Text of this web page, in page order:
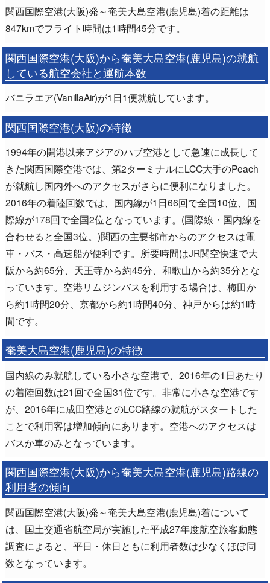
関西国際空港(大阪)発～奄美大島空港(鹿児島)着の距離は
847kmでフライト時間は1時間45分です。
関西国際空港(大阪)から奄美大島空港(鹿児島)の就航
している航空会社と運航本数
バニラエア(VanillaAir)が1日1便就航しています。
関西国際空港(大阪)の特徴
1994年の開港以来アジアのハブ空港として急速に成長して
きた関西国際空港では、第2ターミナルにLCC大手のPeach
が就航し国内外へのアクセスがさらに便利になりました。
2016年の着陸回数では、国内線が1日66回で全国10位、国
際線が178回で全国2位となっています。(国際線・国内線を
合わせると全国3位。)関西の主要都市からのアクセスは電
車・バス・高速船が便利です。所要時間はJR関空快速で大
阪から約65分、天王寺から約45分、和歌山から約35分とな
っています。空港リムジンバスを利用する場合は、梅田か
ら約1時間20分、京都から約1時間40分、神戸からは約1時
間です。
奄美大島空港(鹿児島)の特徴
国内線のみ就航している小さな空港で、2016年の1日あたり
の着陸回数は21回で全国31位です。非常に小さな空港です
が、2016年に成田空港とのLCC路線の就航がスタートした
ことで利用客は増加傾向にあります。空港へのアクセスは
バスか車のみとなっています。
関西国際空港(大阪)から奄美大島空港(鹿児島)路線の
利用者の傾向
関西国際空港(大阪)発～奄美大島空港(鹿児島)着について
は、国土交通省航空局が実施した平成27年度航空旅客動態
調査によると、平日・休日ともに利用者数は少なくほぼ同
数となっています。